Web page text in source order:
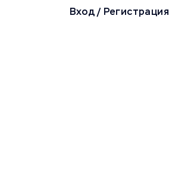
Вход/ Регистрация